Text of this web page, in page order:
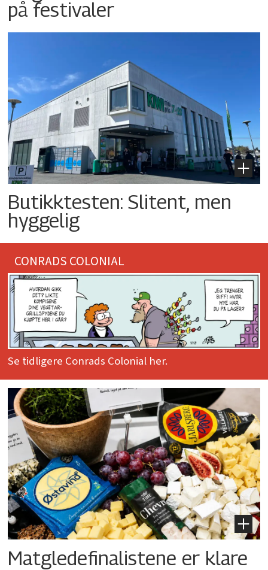
på festivaler
Butikktesten: Slitent, men
hyggelig
CONRADS COLONIAL
Se tidligere Conrads Colonial her.
Matgledefinalistene er klare